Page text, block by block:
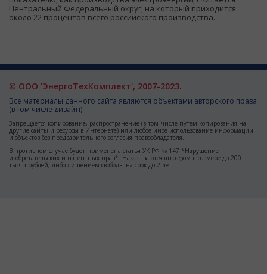
Центральный Федеральный округ, на который приходится
около 22 процентов всего российского производства.
© ООО 'ЭнергоТехКомплект', 2007-2023.
Все материалы данного сайта являются объектами авторского права
(в том числе дизайн).
Запрещается копирование, распространение (в том числе путем копирования на
другие сайты и ресурсы в Интернете) или любое иное использование информации
и объектов без предварительного согласия правообладателя.
В противном случае будет применена статья УК РФ № 147 *Нарушение
изобретательских и патентных прав*. Наказываются штрафом в размере до 200
тысяч рублей, либо лишением свободы на срок до 2 лет.